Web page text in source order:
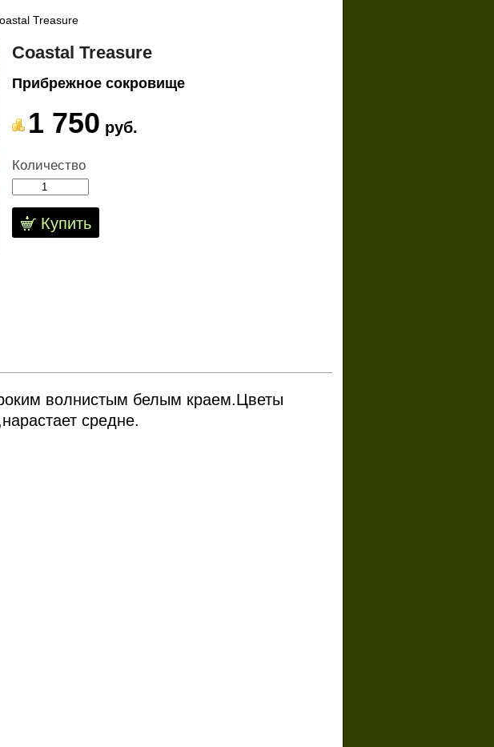
Treasure
Coastal Treasure
Прибрежное сокровище
1 750 руб.
Количество
Купить
волнистым белым краем.Цветы
средне.